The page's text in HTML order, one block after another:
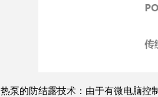
的防结露技术：由于有微电脑控